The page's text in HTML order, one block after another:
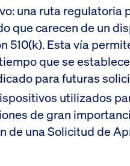
una ruta
que carecen de un
510(k). Esta vía
que se
para futuras
utilizados
de gran
de una Solicitud de